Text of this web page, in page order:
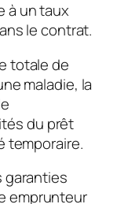
à un taux
le contrat.
totale de
maladie, la
du prêt
temporaire.
garanties
emprunteur